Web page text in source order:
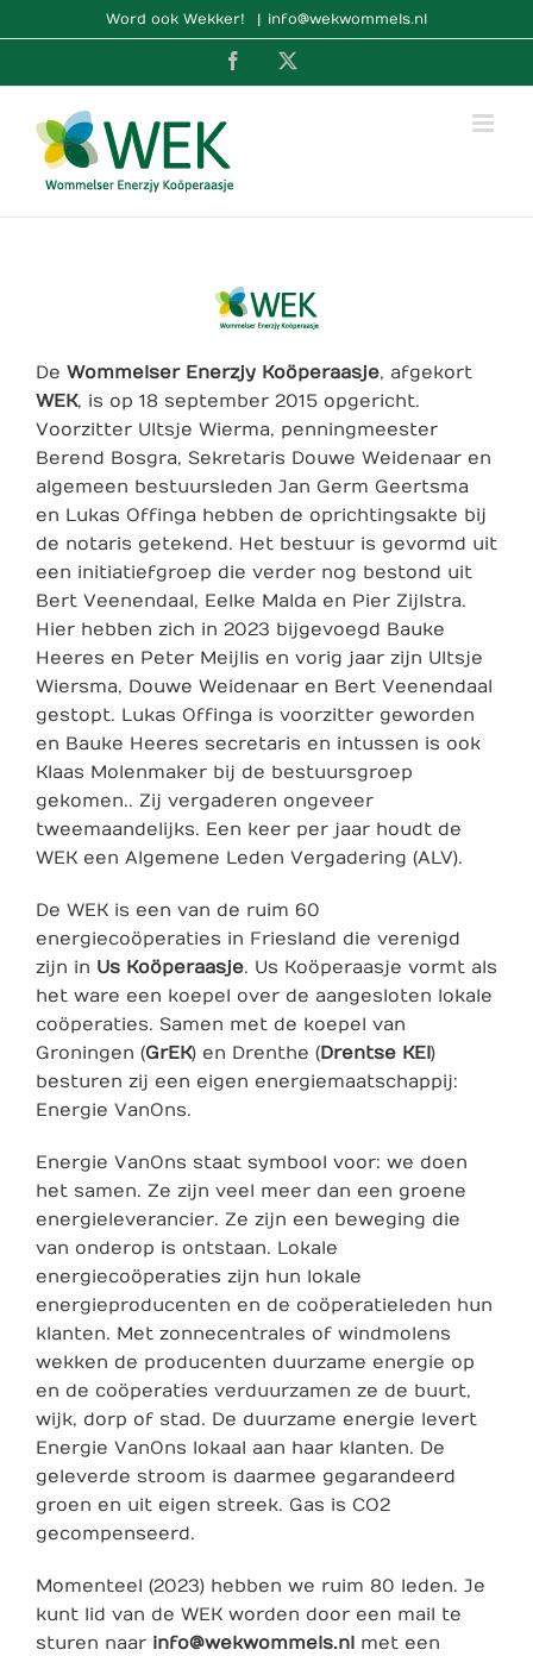
naar
Word ook Wekker! | info@wekwommels.nl
Facebook
De Wommelser Enerzjy Koöperaasje, afgekort
WEK, is op 18 september 2015 opgericht.
Voorzitter Ultsje Wierma, penningmeester
Berend Bosgra, Sekretaris Douwe Weidenaar en
algemeen bestuursleden Jan Germ Geertsma
en Lukas Offinga hebben de oprichtingsakte bij
de notaris getekend. Het bestuur is gevormd uit
een initiatiefgroep die verder nog bestond uit
Bert Veenendaal, Eelke Malda en Pier Zijlstra.
Hier hebben zich in 2023 bijgevoegd Bauke
Heeres en Peter Meijlis en vorig jaar zijn Ultsje
Wiersma, Douwe Weidenaar en Bert Veenendaal
gestopt. Lukas Offinga is voorzitter geworden
en Bauke Heeres secretaris en intussen is ook
Klaas Molenmaker bij de bestuursgroep
gekomen.. Zij vergaderen ongeveer
tweemaandelijks. Een keer per jaar houdt de
WEK een Algemene Leden Vergadering (ALV).
De WEK is een van de ruim 60
energiecoöperaties in Friesland die verenigd
zijn in Us Koöperaasje. Us Koöperaasje vormt als
het ware een koepel over de aangesloten lokale
coöperaties. Samen met de koepel van
Groningen (GrEK) en Drenthe (Drentse KEI )
besturen zij een eigen energiemaatschappij:
Energie VanOns.
Energie VanOns staat symbool voor: we doen
het samen. Ze zijn veel meer dan een groene
energieleverancier. Ze zijn een beweging die
van onderop is ontstaan. Lokale
energiecoöperaties zijn hun lokale
energieproducenten en de coöperatieleden hun
klanten. Met zonnecentrales of windmolens
wekken de producenten duurzame energie op
en de coöperaties verduurzamen ze de buurt,
wijk, dorp of stad. De duurzame energie levert
Energie VanOns lokaal aan haar klanten. De
geleverde stroom is daarmee gegarandeerd
groen en uit eigen streek. Gas is CO2
gecompenseerd.
Momenteel (2023) hebben we ruim 80 leden. Je
kunt lid van de WEK worden door een mail te
sturen naar info@wekwommels.nl met een